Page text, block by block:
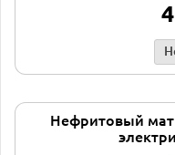
Нефритовый мат